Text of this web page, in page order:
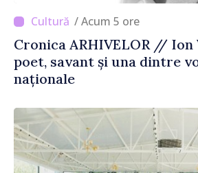
/ Acum 5 ore
Cronica ARHIVELOR // Ion
poet, savant și una dintre
naționale